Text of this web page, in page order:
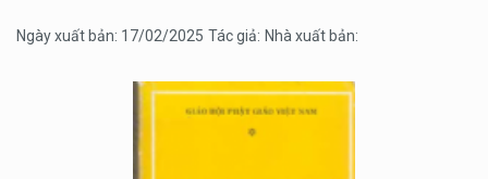
Ngày xuất bản: 17/02/2025 Tác giả: Nhà xuất bản: